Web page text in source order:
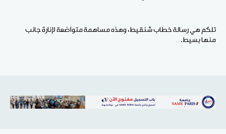
تلكم هي رسالة خطاب شنقيط، وهذه مساهمة متواضعة لإنارة جانب
منها بسيط.